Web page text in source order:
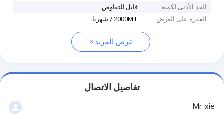
الحد الأدنى لكمية
قابل للتفاوض
القدرة على العرض
2000MT / شهريا
عرض المزيد
تفاصيل الاتصال
Mr. xie